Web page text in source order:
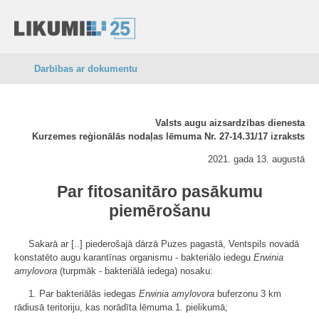
Darbības ar dokumentu
Valsts augu aizsardzības dienesta
Kurzemes reģionālās nodaļas lēmuma Nr. 27-14.31/17 izraksts
2021. gada 13. augustā
Par fitosanitāro pasākumu
piemērošanu
Sakarā ar [..] piederošajā dārzā Puzes pagastā, Ventspils novadā
konstatēto augu karantīnas organismu - bakteriālo iedegu Erwinia
amylovora (turpmāk - bakteriālā iedega) nosaku:
1. Par bakteriālās iedegas Erwinia amylovora buferzonu 3 km
rādiusā teritoriju, kas norādīta lēmuma 1. pielikumā;